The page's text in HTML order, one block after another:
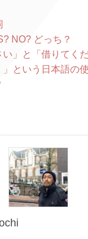
NO? どっち？
い」と「借りてく
」という日本語の